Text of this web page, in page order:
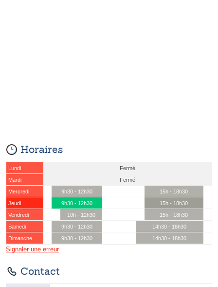
Horaires
Lundi
Fermé
Mardi
Fermé
Mercredi
9h30 - 12h30
15h - 18h30
Jeudi
9h30 - 12h30
15h - 18h30
Vendredi
10h - 12h30
15h - 18h30
Samedi
9h30 - 12h30
14h30 - 18h30
Dimanche
9h30 - 12h30 14h30 - 18h30
Signaler une erreur
Contact